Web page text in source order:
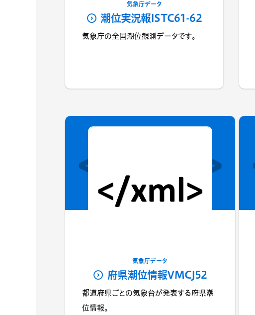
気象庁データ
潮位実況報ISTC61-62
気象庁の全国潮位観測データです。
気象庁データ
府県潮位情報VMCJ52
都道府県ごとの気象台が発表する府県潮
位情報。